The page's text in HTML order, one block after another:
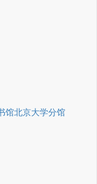
馆北京大学分馆